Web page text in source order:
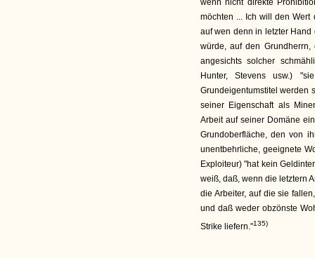
wenn nicht direkte
möchten ... Ich will den Wert
auf wen denn in letzter
würde, auf den Grundherrn,
angesichts solcher
Hunter, Stevens usw.)
Grundeigentumstitel werden
seiner Eigenschaft als
Arbeit auf seiner Domäne
Grundoberfläche, den von
unentbehrliche, geeignete
Exploiteur) "hat kein
weiß, daß, wenn die letztern
die Arbeiter, auf die sie
und daß weder obzönste
Strike liefern."135)